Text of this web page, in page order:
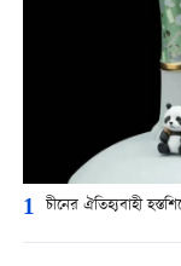
1 চীনের ঐতিহ্যবাহী